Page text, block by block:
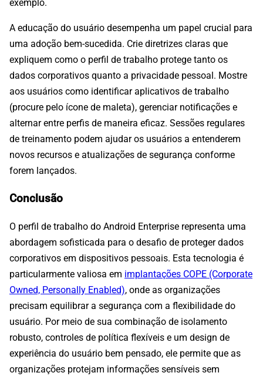
exemplo.
A educação do usuário desempenha um papel crucial para
uma adoção bem-sucedida. Crie diretrizes claras que
expliquem como o perfil de trabalho protege tanto os
dados corporativos quanto a privacidade pessoal. Mostre
aos usuários como identificar aplicativos de trabalho
(procure pelo ícone de maleta), gerenciar notificações e
alternar entre perfis de maneira eficaz. Sessões regulares
de treinamento podem ajudar os usuários a entenderem
novos recursos e atualizações de segurança conforme
forem lançados.
Conclusão
O perfil de trabalho do Android Enterprise representa uma
abordagem sofisticada para o desafio de proteger dados
corporativos em dispositivos pessoais. Esta tecnologia é
particularmente valiosa em implantações COPE (Corporate
Owned, Personally Enabled), onde as organizações
precisam equilibrar a segurança com a flexibilidade do
usuário. Por meio de sua combinação de isolamento
robusto, controles de política flexíveis e um design de
experiência do usuário bem pensado, ele permite que as
organizações protejam informações sensíveis sem